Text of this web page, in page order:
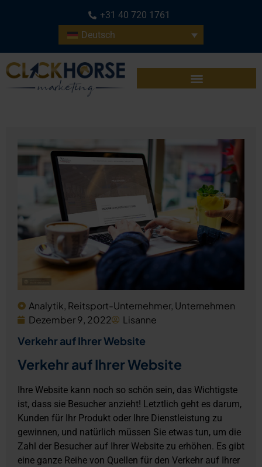
+31 40 720 1761
Deutsch
Analytik, Reitsport-Unternehmer, Unternehmen
Dezember 9, 2022
Lisanne
Verkehr auf Ihrer Website
Verkehr auf Ihrer Website
Ihre Website kann noch so schön sein, das Wichtigste
ist, dass sie Besucher anzieht! Letztlich geht es darum,
Kunden für Ihr Produkt oder Ihre Dienstleistung zu
gewinnen, und natürlich müssen Sie etwas tun, um die
Zahl der Besucher auf Ihrer Website zu erhöhen. Es gibt
eine ganze Reihe von Quellen für den Verkehr auf Ihrer